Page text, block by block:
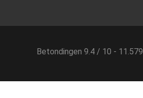
Betondingen 9.4 / 10 - 11.579